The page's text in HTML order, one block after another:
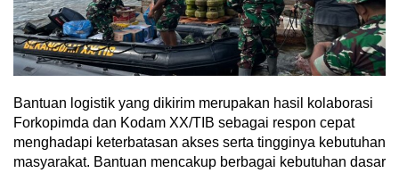
Bantuan logistik yang dikirim merupakan hasil kolaborasi
Forkopimda dan Kodam XX/TIB sebagai respon cepat
menghadapi keterbatasan akses serta tingginya kebutuhan
masyarakat. Bantuan mencakup berbagai kebutuhan dasar